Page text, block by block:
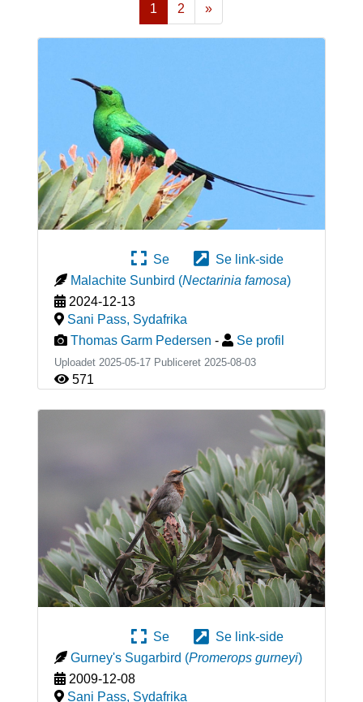
1 2
»
Næste
Se
Se link-side
Malachite Sunbird (Nectarinia famosa)
2024-12-13
Sani Pass, Sydafrika
Thomas Garm Pedersen - Se profil
Uploadet 2025-05-17 Publiceret 2025-08-03
571
Se
Se link-side
Gurney's Sugarbird (Promerops gurneyi)
2009-12-08
Sani Pass, Sydafrika